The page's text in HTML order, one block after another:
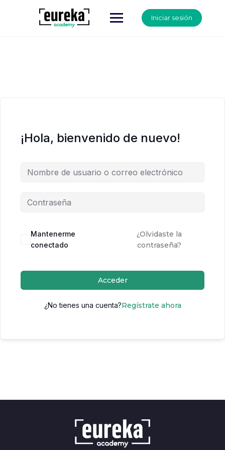
Iniciar sesión
¡Hola, bienvenido de nuevo!
Mantenerme
conectado
¿Olvidaste la
contraseña?
Acceder
¿No tienes una cuenta?Regístrate ahora